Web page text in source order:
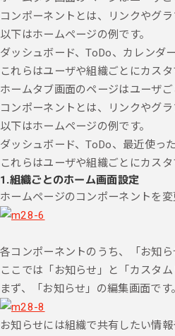
コンポーネントとは、リンクやグ
以下はホームページの例です。
ダッシュボード、ToDo、カレンダ
これらはユーザや組織ごとにカス
ホームタブ画面のページはユーザ
コンポーネントとは、リンクやグ
以下はホームページの例です。
ダッシュボード、ToDo、最近使っ
これらはユーザや組織ごとにカス
1.組織ごとのホーム画面設定
ホームページのコンポーネントを
各コンポーネントのうち、「お知
ここでは「お知らせ」と「カスタ
まず、「お知らせ」の編集画面です。
お知らせには組織で共有したい情